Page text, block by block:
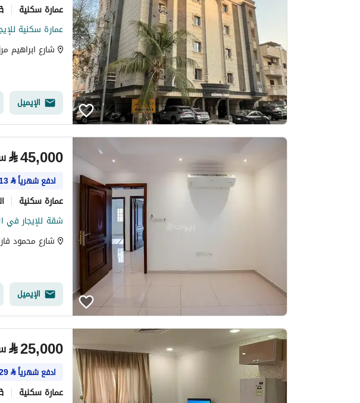
عمارة سكنية
عمارة سكنية
شارع ابراهيم
الإيميل
⃁45,000
ادفع شهرياً⃁
عمارة سكنية
شقة للإيجار في
شارع محمود
الإيميل
⃁25,000
ادفع شهرياً⃁
عمارة سكنية